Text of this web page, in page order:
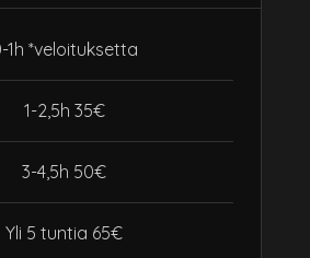
1h *veloituksetta
1-2,5h 35€
3-4,5h 50€
Yli 5 tuntia 65€